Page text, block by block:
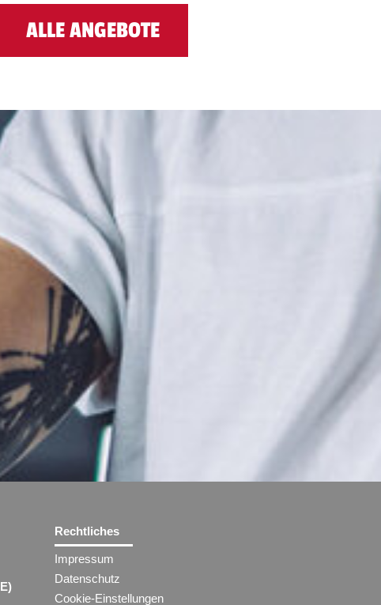
ALLE ANGEBOTE
Rechtliches
Impressum
Datenschutz
Cookie-Einstellungen